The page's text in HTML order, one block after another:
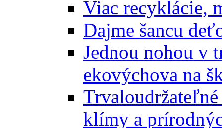
Viac recyklácie,
Dajme šancu
Jednou nohou v
ekovýchova na
klímy a